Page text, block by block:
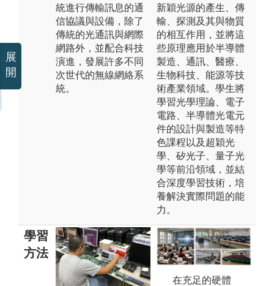
統進行傳輸訊息的通
信協議與設備，除了
傳統的光通訊與網際
網路外，並配合科技
演進，發展許多不同
次世代的無線網絡系
統。
新穎光源的產生、傳
輸、探測及其與物質
的相互作用，並將這
些原理應用於半導體
製造、通訊、醫療、
生物科技、能源等技
術產業領域。學生將
學習光學理論、電子
電路、半導體光電元
件的設計與製造等特
色課程以及超穎光
學、矽光子、量子光
學等前沿領域，並結
合深度學習技術，培
養解決實際問題的能
力。
學習
方法
在充足的硬體
展
開